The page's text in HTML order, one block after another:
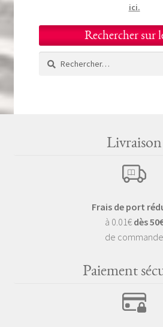
ici.
Rechercher sur
Rechercher :
Livraison
Frais de port
à 0.01€ dès
de commande
Paiement